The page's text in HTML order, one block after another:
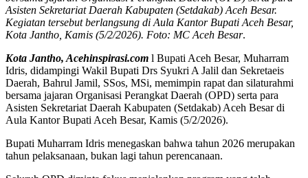
Asisten Sekretariat Daerah Kabupaten (Setdakab) Aceh Besar.
Kegiatan tersebut berlangsung di Aula Kantor Bupati Aceh Besar,
Kota Jantho, Kamis (5/2/2026). Foto: MC Aceh Besar.
Kota Jantho, Acehinspirasi.com l Bupati Aceh Besar, Muharram
Idris, didampingi Wakil Bupati Drs Syukri A Jalil dan Sekretaeis
Daerah, Bahrul Jamil, SSos, MSi, memimpin rapat dan silaturahmi
bersama jajaran Organisasi Perangkat Daerah (OPD) serta para
Asisten Sekretariat Daerah Kabupaten (Setdakab) Aceh Besar di
Aula Kantor Bupati Aceh Besar, Kamis (5/2/2026).
Bupati Muharram Idris menegaskan bahwa tahun 2026 merupakan
tahun pelaksanaan, bukan lagi tahun perencanaan.